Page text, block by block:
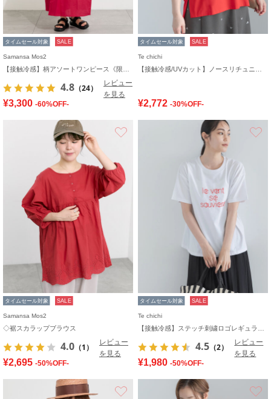
タイムセール対象 SALE
Samansa Mos2
4.8 （24）
レビュー
を見る
¥3,300 -60%OFF-
タイムセール対象 SALE
Te chichi
¥2,772 -30%OFF-
タイムセール対象 SALE
Samansa Mos2
◇裾スカラップブラウス
4.0 （1）
レビュー
を見る
¥2,695 -50%OFF-
タイムセール対象 SALE
Te chichi
4.5 （2）
レビュー
を見る
¥1,980 -50%OFF-